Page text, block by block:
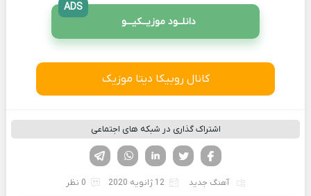
دانلــود موزیــکیـــو
ADS
کانال روبیکا دیتا موزیک
اشتراک گذاری در شبکه های اجتماعی
لینکدین تویتر
فیسوک
آهنگ جدید 12 ژانویه 2020 0 نظر